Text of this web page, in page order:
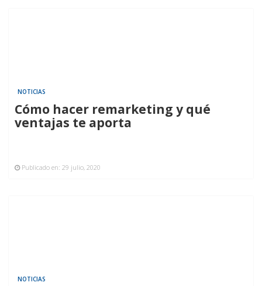
NOTICIAS
Cómo hacer remarketing y qué
ventajas te aporta
Publicado en: 29 julio, 2020
NOTICIAS